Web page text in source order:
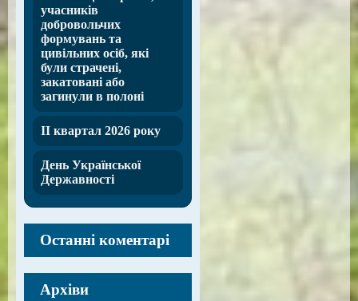
учасників
добровольчих
формувань та
цивільних осіб, які
були страчені,
закатовані або
загинули в полоні
ІІ квартал 2026 року
День Української
Державності
Останні коментарі
Архіви